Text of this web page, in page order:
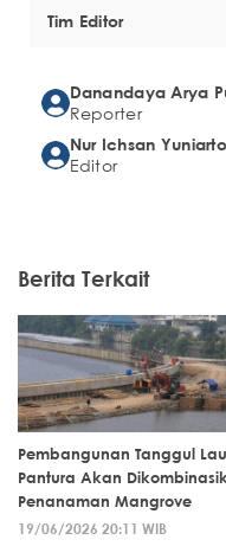
Tim Editor
Danandaya Arya
Reporter
Nur Ichsan Yuniarto
Editor
Berita Terkait
Pembangunan Tanggul
Pantura Akan
Penanaman Mangrove
19/06/2026 20:11 WIB